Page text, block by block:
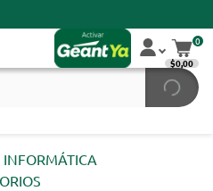
0
$0,00
INFORMÁTICA